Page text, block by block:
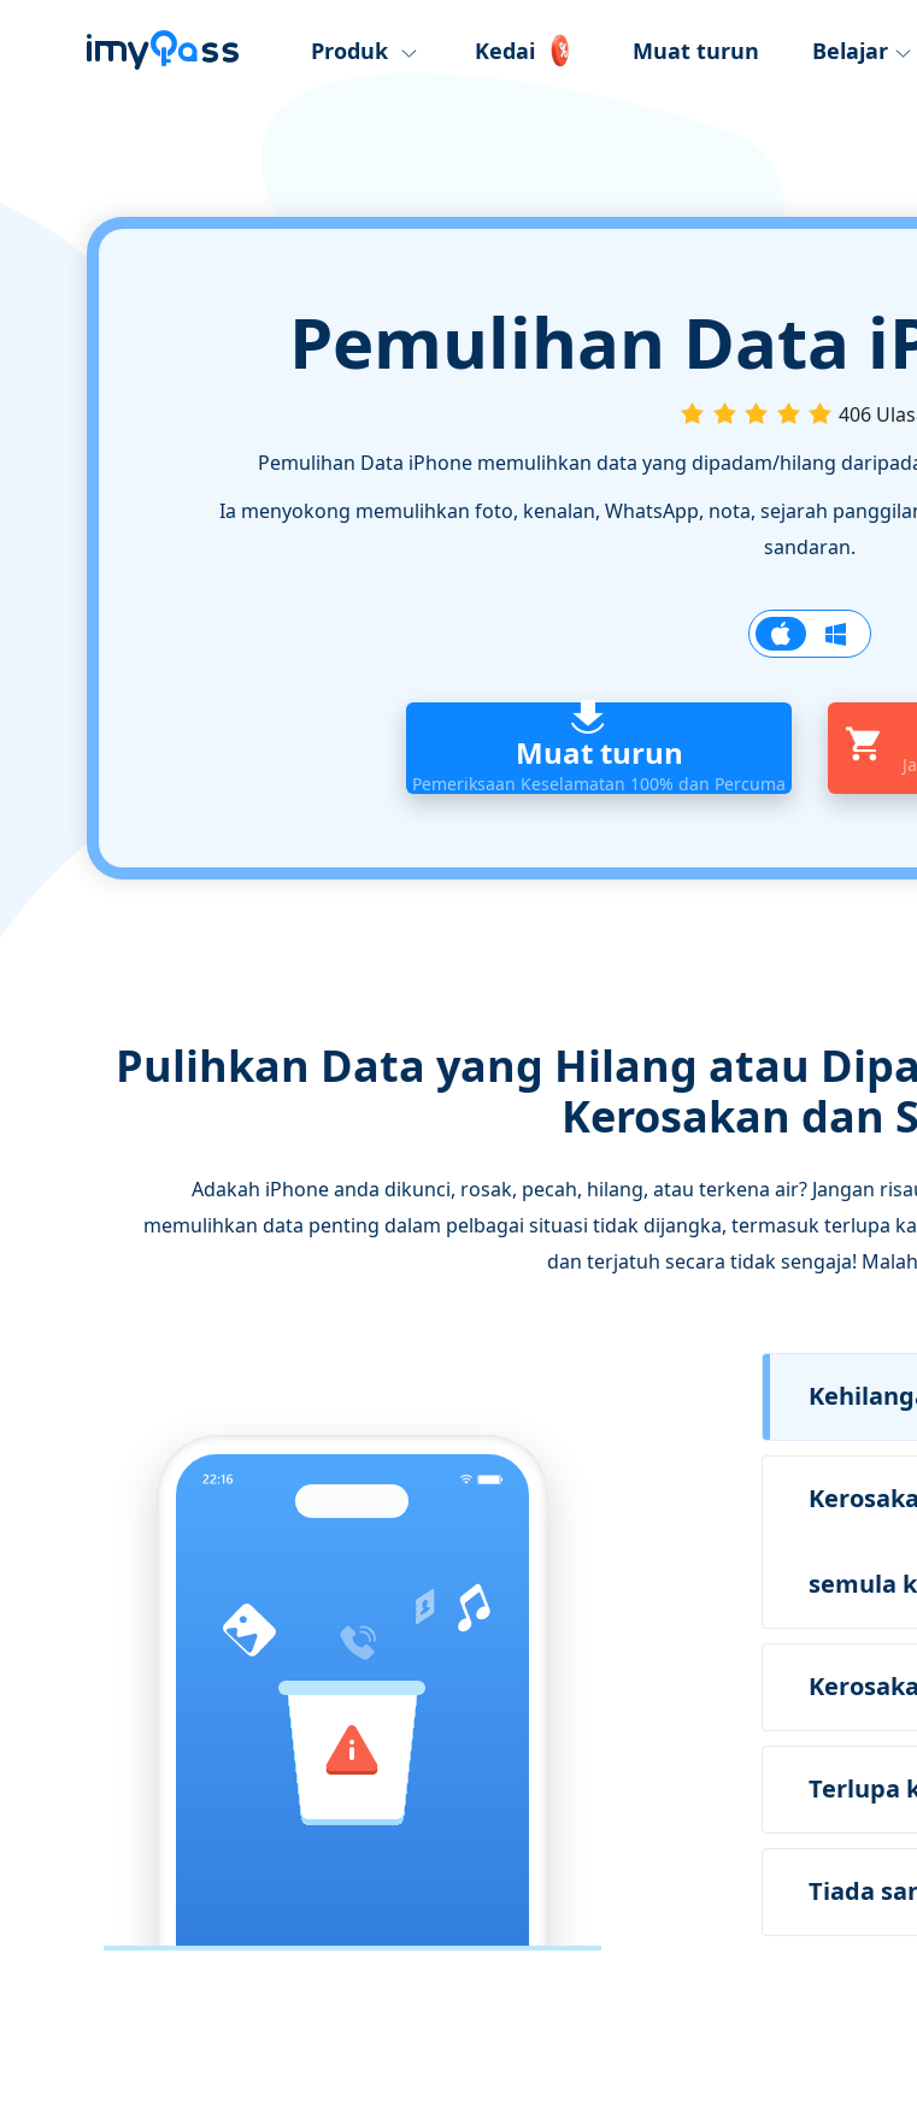
Produk Kedai Muat turun Belajar
Pemulihan Data
406
Pemulihan Data iPhone memulihkan data yang dipadam/hilang
Ia menyokong memulihkan foto, kenalan, WhatsApp, nota, sejarah
sandaran.
Muat turun
Pemeriksaan Keselamatan 100% dan Percuma
Pulihkan Data yang Hilang atau
Kerosakan dan
Adakah iPhone anda dikunci, rosak, pecah, hilang, atau terkena air? Jangan
memulihkan data penting dalam pelbagai situasi tidak dijangka, termasuk terlupa
dan terjatuh secara tidak sengaja!
semula
Terlupa
Tiada